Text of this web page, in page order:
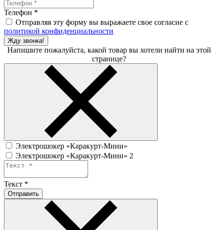
Телефон *
Отправляя эту форму вы выражаете свое согласие с
политикой конфиденциальности
Жду звонка!
Напишите пожалуйста, какой товар вы хотели найти на этой
странице?
Электрошокер «Каракурт-Мини»
Электрошокер «Каракурт-Мини» 2
Текст *
Отправить